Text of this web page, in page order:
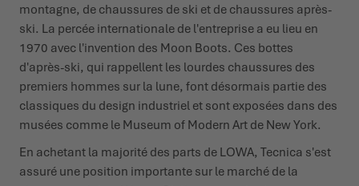
montagne, de chaussures de ski et de chaussures après-
ski. La percée internationale de l'entreprise a eu lieu en
1970 avec l'invention des Moon Boots. Ces bottes
d'après-ski, qui rappellent les lourdes chaussures des
premiers hommes sur la lune, font désormais partie des
classiques du design industriel et sont exposées dans des
musées comme le Museum of Modern Art de New York.
En achetant la majorité des parts de LOWA, Tecnica s'est
assuré une position importante sur le marché de la